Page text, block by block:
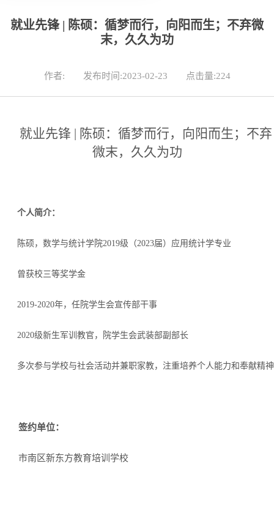
就业先锋 | 陈硕：循梦而行，向阳而生；不弃微
末，久久为功
作者: 发布时间:2023-02-23 点击量:224
就业先锋 | 陈硕：循梦而行，向阳而生；不弃
微末，久久为功
个人简介：
陈硕，数学与统计学院2019级（2023届）应用统计学专业
曾获校三等奖学金
2019-2020年，任院学生会宣传部干事
2020级新生军训教官，院学生会武装部副部长
多次参与学校与社会活动并兼职家教，注重培养个人能力和奉献精神
签约单位：
市南区新东方教育培训学校